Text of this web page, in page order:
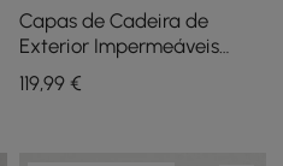
Capas de Cadeira de
Exterior Impermeáveis
Tevara 600D Tough
Canvas
119,99€